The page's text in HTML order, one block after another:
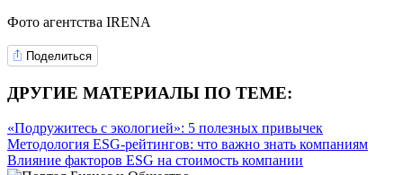
Фото агентства IRENA
Поделиться
ДРУГИЕ МАТЕРИАЛЫ ПО ТЕМЕ:
«Подружитесь с экологией»: 5 полезных привычек
Методология ESG-рейтингов: что важно знать компаниям
Влияние факторов ESG на стоимость компании